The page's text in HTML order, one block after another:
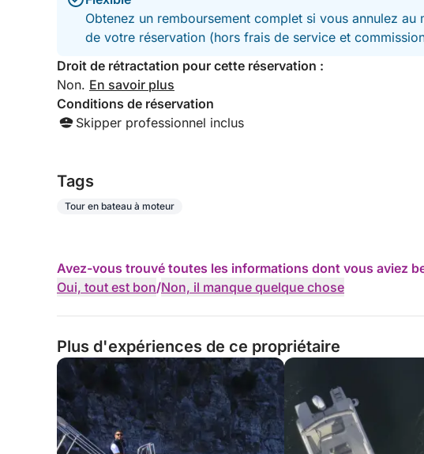
Obtenez un remboursement complet si vous annulez
de votre réservation (hors frais de service et
Droit de rétractation pour cette réservation :
Non. En savoir plus
Conditions de réservation
Skipper professionnel inclus
Tags
Tour en bateau à moteur
Avez-vous trouvé toutes les informations dont vous aviez
Oui, tout est bon/Non, il manque quelque chose
Plus d'expériences de ce propriétaire